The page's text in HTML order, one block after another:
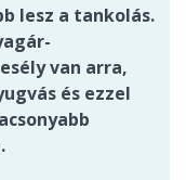
lesz a tankolás.
van arra,
és ezzel